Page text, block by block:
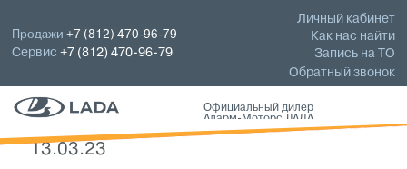
Личный кабинет
Как нас найти
Запись на ТО
Обратный звонок
Продажи+7 (812) 470-96-79
Сервис+7 (812) 470-96-79
Официальный дилер
Аларм-Моторс ЛАДА
13.03.23